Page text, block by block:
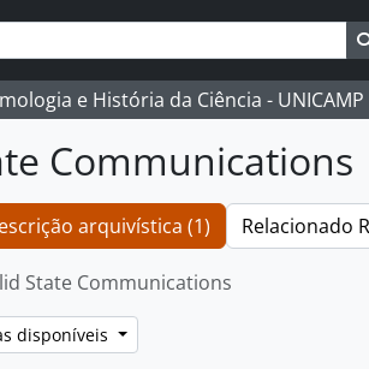
e História da Ciência - UNICAMP
Communications
arquivística (1) Relacionado
State Communications
disponíveis